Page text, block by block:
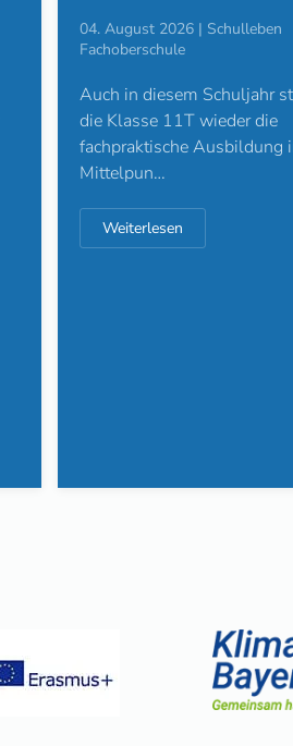
04. August 2026 | Schulleben
Fachoberschule
Auch in diesem Schuljahr
die Klasse 11T wieder die
fachpraktische Ausbildung
Mittelpun…
Weiterlesen